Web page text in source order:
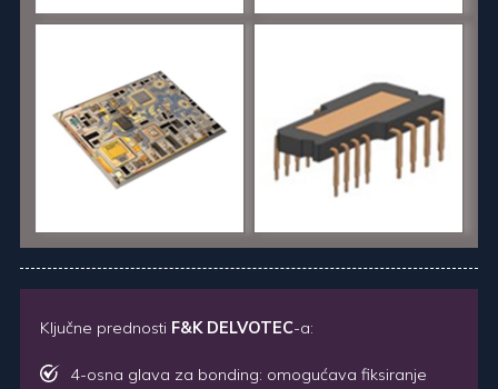
Ključne prednosti F&K DELVOTEC-a:
4-osna glava za bonding: omogućava fiksiranje